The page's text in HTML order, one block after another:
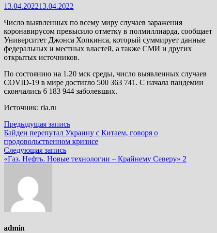
13.04.202213.04.2022
Число выявленных по всему миру случаев заражения
коронавирусом превысило отметку в полмиллиарда, сообщает
Университет Джонса Хопкинса, который суммирует данные
федеральных и местных властей, а также СМИ и других
открытых источников.
По состоянию на 1.20 мск среды, число выявленных случаев
COVID-19 в мире достигло 500 363 741. С начала пандемии
скончались 6 183 944 заболевших.
Источник: ria.ru
Навигация
по
записям
Предыдущая записьПредыдущая
запись:
Байден перепутал Украину с Китаем, говоря о
продовольственном кризисе
Следующая записьСледующая
запись:
«Газ. Нефть. Новые технологии – Крайнему Северу» 2
admin